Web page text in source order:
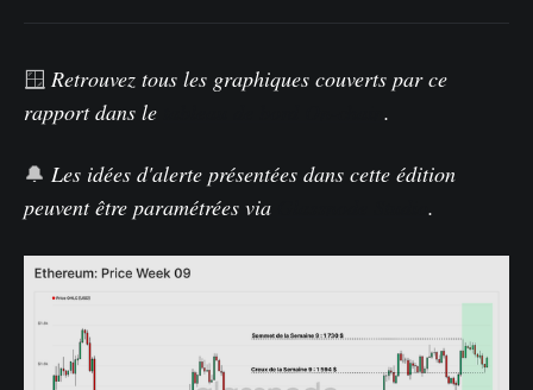
🪟 Retrouvez tous les graphiques couverts par ce
rapport dans le
.
🔔 Les idées d'alerte présentées dans cette édition
peuvent être paramétrées via .